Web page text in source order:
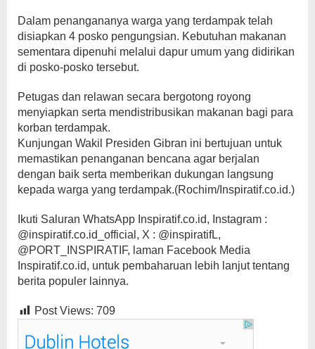
Dalam penangananya warga yang terdampak telah
disiapkan 4 posko pengungsian. Kebutuhan makanan
sementara dipenuhi melalui dapur umum yang didirikan
di posko-posko tersebut.
Petugas dan relawan secara bergotong royong
menyiapkan serta mendistribusikan makanan bagi para
korban terdampak.
Kunjungan Wakil Presiden Gibran ini bertujuan untuk
memastikan penanganan bencana agar berjalan
dengan baik serta memberikan dukungan langsung
kepada warga yang terdampak.(Rochim/Inspiratif.co.id.)
Ikuti Saluran WhatsApp Inspiratif.co.id, Instagram :
@inspiratif.co.id_official, X : @inspiratifL,
@PORT_INSPIRATIF, laman Facebook Media
Inspiratif.co.id, untuk pembaharuan lebih lanjut tentang
berita populer lainnya.
Post Views: 709